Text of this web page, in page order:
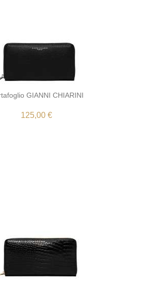
GIANNI CHIARINI
125,00 €